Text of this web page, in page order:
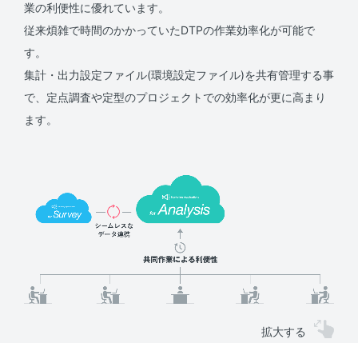
業の利便性に優れています。
従来煩雑で時間のかかっていたDTPの作業効率化が可能で
す。
集計・出力設定ファイル(環境設定ファイル)を共有管理する事
で、定点調査や定型のプロジェクトでの効率化が更に高まり
ます。
拡大する